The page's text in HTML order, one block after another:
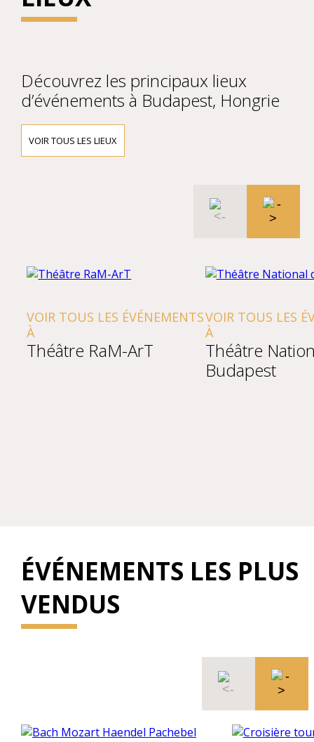
Découvrez les principaux lieux
d’événements à Budapest, Hongrie
VOIR TOUS LES LIEUX
VOIR TOUS LES ÉVÉNEMENTS
À
Théâtre RaM-ArT
VOIR TOUS LES
À
Théâtre
Budapest
ÉVÉNEMENTS LES PLUS
VENDUS